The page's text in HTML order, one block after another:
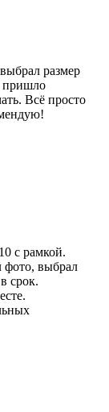
размер
пришло
Всё просто
с рамкой.
фото, выбрал
срок.